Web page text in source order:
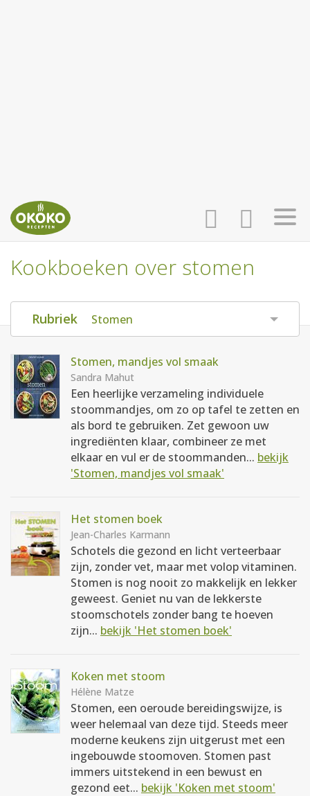
INLOGGEN
AANMELDEN
HOME
RECEPTEN
WEEKMENU'S
KOOKBOEKEN
Kookboeken over stomen
Rubriek Stomen
Stomen, mandjes vol smaak
Sandra Mahut
Een heerlijke verzameling individuele
stoommandjes, om zo op tafel te zetten en
als bord te gebruiken. Zet gewoon uw
ingrediënten klaar, combineer ze met
elkaar en vul er de stoommanden... bekijk
'Stomen, mandjes vol smaak'
Het stomen boek
Jean-Charles Karmann
Schotels die gezond en licht verteerbaar
zijn, zonder vet, maar met volop vitaminen.
Stomen is nog nooit zo makkelijk en lekker
geweest. Geniet nu van de lekkerste
stoomschotels zonder bang te hoeven
zijn... bekijk 'Het stomen boek'
Koken met stoom
Hélène Matze
Stomen, een oeroude bereidingswijze, is
weer helemaal van deze tijd. Steeds meer
moderne keukens zijn uitgerust met een
ingebouwde stoomoven. Stomen past
immers uitstekend in een bewust en
gezond eet... bekijk 'Koken met stoom'